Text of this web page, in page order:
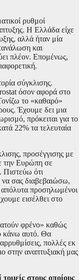
ρυθμοί
Η Ελλάδα είχε
αλλά ήταν μία
και
πλέον. Επομένως,
σύγκλισης.
όσον αφορά στο
το «καθαρό»
Έχουμε δει μια
πρόκειται για το
22% τα τελευταία
προσέγγισης με
την Ευρώπη σε
Πιστεύω ότι
σας διαβεβαιώσω,
απόλυτα προσηλωμένοι
εισέλθει στο
φρένο» καθώς
κάνω αυτό. Θα
πολλές εκ
στην αναπτυξιακή μας
τομείς στους οποίους